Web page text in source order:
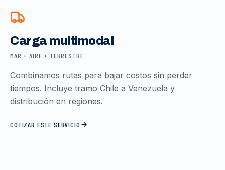
Carga multimodal
MAR + AIRE + TERRESTRE
Combinamos rutas para bajar costos sin perder
tiempos. Incluye tramo Chile a Venezuela y
distribución en regiones.
COTIZAR ESTE SERVICIO